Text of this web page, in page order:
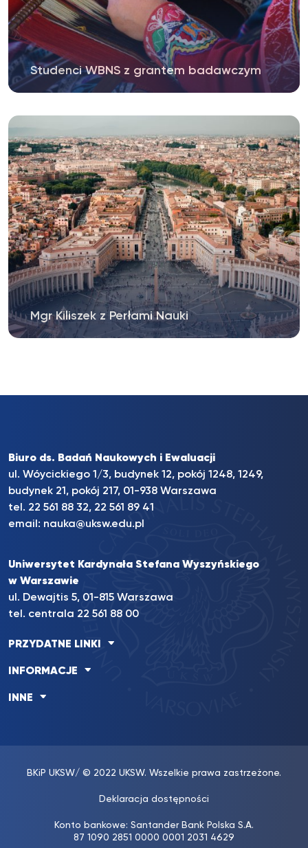
Studenci WBNS z grantem badawczym
Mgr Kiliszek z Perłami Nauki
Biuro ds. Badań Naukowych i Ewaluacji
ul. Wóycickiego 1/3, budynek 12, pokój 1248, 1249,
budynek 21, pokój 217, 01-938 Warszawa
tel. 22 561 88 32, 22 561 89 41
email: nauka@uksw.edu.pl
Uniwersytet Kardynała Stefana Wyszyńskiego
w Warszawie
ul. Dewajtis 5, 01-815 Warszawa
tel. centrala 22 561 88 00
PRZYDATNE LINKI
INFORMACJE
INNE
BKiP UKSW/ © 2022 UKSW. Wszelkie prawa zastrzeżone.
Deklaracja dostępności
Konto bankowe: Santander Bank Polska S.A.
87 1090 2851 0000 0001 2031 4629